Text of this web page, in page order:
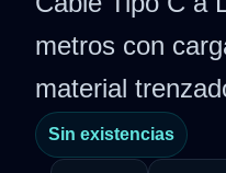
metros con
material
Sin existencias